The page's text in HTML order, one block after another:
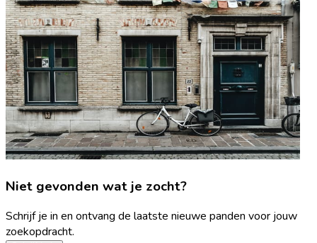
Niet gevonden wat je zocht?
Schrijf je in en ontvang de laatste nieuwe panden voor jouw
zoekopdracht.